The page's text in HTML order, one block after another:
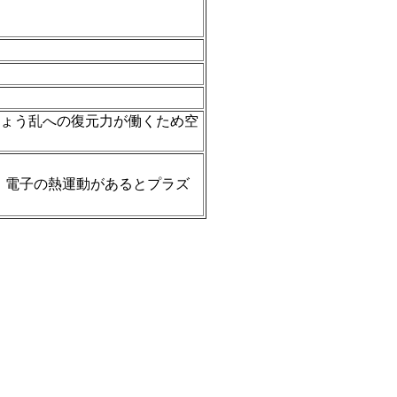
う乱への復元力が働くため空
電子の熱運動があるとプラズ